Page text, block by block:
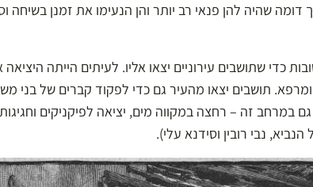
שהיה להן פנאי רב יותר והן הנעימו את זמנן בשיחה
כדי שתושבים עירוניים יצאו אליו. לעיתים הייתה
תושבים יצאו מהעיר גם כדי לפקוד קברים של בני
במרחב זה – רחצה במקווה מים, יציאה לפיקניקים
נבי רובין וסידנא עלי).